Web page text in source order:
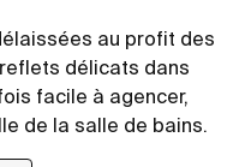
au profit des
délicats dans
facile à agencer,
de la salle de bains.